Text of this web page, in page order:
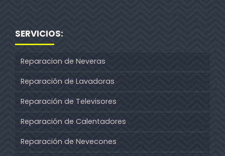
SERVICIOS:
Reparacion de Neveras
Reparación de Lavadoras
Reparación de Televisores
Reparación de Calentadores
Reparación de Nevecones